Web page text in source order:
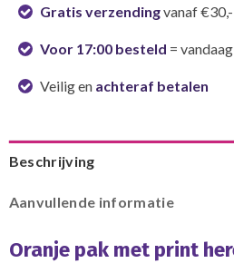
Gratis verzendingvanaf €30,-
Voor 17:00 besteld =
Veilig en achteraf betalen
Beschrijving
Aanvullende informatie
Oranje pak met print